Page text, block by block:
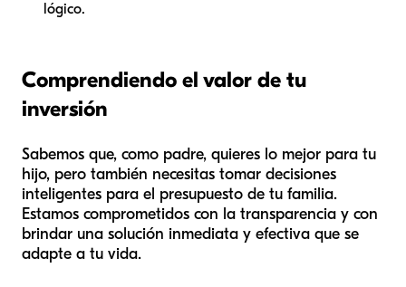
lógico.
Comprendiendo el valor de tu
inversión
Sabemos que, como padre, quieres lo mejor para tu
hijo, pero también necesitas tomar decisiones
inteligentes para el presupuesto de tu familia.
Estamos comprometidos con la transparencia y con
brindar una solución inmediata y efectiva que se
adapte a tu vida.